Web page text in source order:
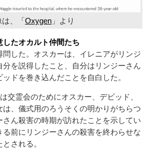
は、「Oxygen 」より
たオカルト仲間たち
した。オスカーは、イレニアがリンジ
を説得したこと、自分はリンジーさん
ドを巻き込んだことを自白した。
交霊会のためにオスカー、デビッド、
、儀式用のろうそくの明かりがちらつ
ん殺害の時期が訪れたことを示してい
前にリンジーさんの殺害を終わらせな
される。